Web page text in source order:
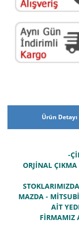
Ürün Detayı
-
ORJİNAL
MAZDA -
AİT
FİRMAMIZ